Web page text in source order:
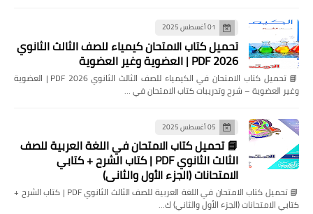
01 أغسطس 2025
تحميل كتاب الامتحان كيمياء للصف الثالث الثانوي
2026 PDF | العضوية وغير العضوية
📘 تحميل كتاب الامتحان في الكيمياء للصف الثالث الثانوي 2026 PDF | العضوية
وغير العضوية – شرح وتدريبات كتاب الامتحان في …
05 أغسطس 2025
📘 تحميل كتاب الامتحان في اللغة العربية للصف
الثالث الثانوي PDF | كتاب الشرح + كتابي
الامتحانات (الجزء الأول والثاني)
📘 تحميل كتاب الامتحان في اللغة العربية للصف الثالث الثانوي PDF | كتاب الشرح +
كتابي الامتحانات (الجزء الأول والثاني) ك…